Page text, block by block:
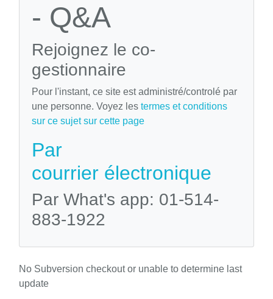
- Q&A
Rejoignez le co-
gestionnaire
Pour l'instant, ce site est administré/controlé par
une personne. Voyez les termes et conditions
sur ce sujet sur cette page
Par
courrier électronique
Par What's app: 01-514-
883-1922
No Subversion checkout or unable to determine last
update